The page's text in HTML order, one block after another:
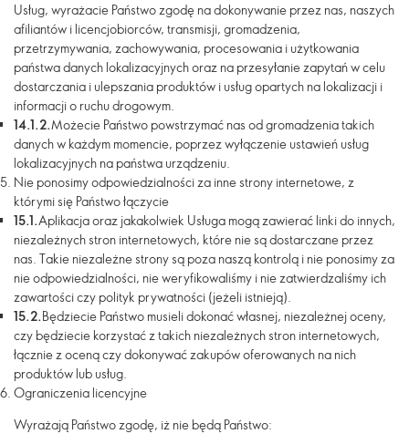
Usług, wyrażacie Państwo zgodę na dokonywanie przez nas, naszych
afiliantów i licencjobiorców, transmisji, gromadzenia,
przetrzymywania, zachowywania, procesowania i użytkowania
państwa danych lokalizacyjnych oraz na przesyłanie zapytań w celu
dostarczania i ulepszania produktów i usług opartych na lokalizacji i
informacji o ruchu drogowym.
14.1.2.Możecie Państwo powstrzymać nas od gromadzenia takich
danych w każdym momencie, poprzez wyłączenie ustawień usług
lokalizacyjnych na państwa urządzeniu.
Nie ponosimy odpowiedzialności za inne strony internetowe, z
którymi się Państwo łączycie
15.1.Aplikacja oraz jakakolwiek Usługa mogą zawierać linki do innych,
niezależnych stron internetowych, które nie są dostarczane przez
nas. Takie niezależne strony są poza naszą kontrolą i nie ponosimy za
nie odpowiedzialności, nie weryfikowaliśmy i nie zatwierdzaliśmy ich
zawartości czy polityk prywatności (jeżeli istnieją).
15.2.Będziecie Państwo musieli dokonać własnej, niezależnej oceny,
czy będziecie korzystać z takich niezależnych stron internetowych,
łącznie z oceną czy dokonywać zakupów oferowanych na nich
produktów lub usług.
Ograniczenia licencyjne
Wyrażają Państwo zgodę, iż nie będą Państwo: